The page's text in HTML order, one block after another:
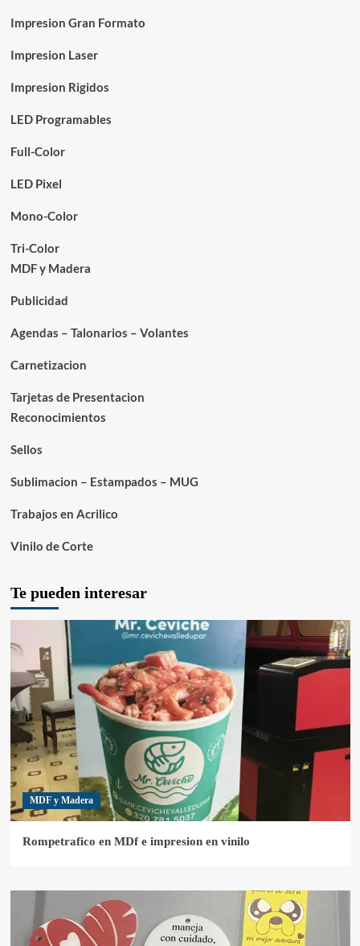
Impresion Gran Formato
Impresion Laser
Impresion Rigidos
LED Programables
Full-Color
LED Pixel
Mono-Color
Tri-Color
MDF y Madera
Publicidad
Agendas – Talonarios – Volantes
Carnetizacion
Tarjetas de Presentacion
Reconocimientos
Sellos
Sublimacion – Estampados – MUG
Trabajos en Acrilico
Vinilo de Corte
Te pueden interesar
MDF y Madera
Rompetrafico en MDf e impresion en vinilo